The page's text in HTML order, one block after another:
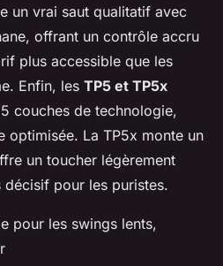
un vrai saut qualitatif avec
offrant un contrôle accru
plus accessible que les
Enfin, les TP5 et TP5x
couches de technologie,
optimisée. La TP5x monte un
un toucher légèrement
pour les puristes.
pour les swings lents,